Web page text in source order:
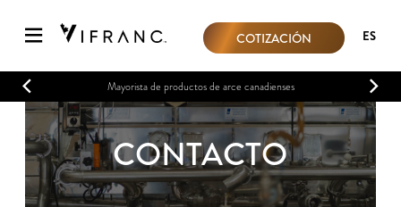
COTIZACIÓN ES
Mayorista de productos de arce canadienses
CONTACTO